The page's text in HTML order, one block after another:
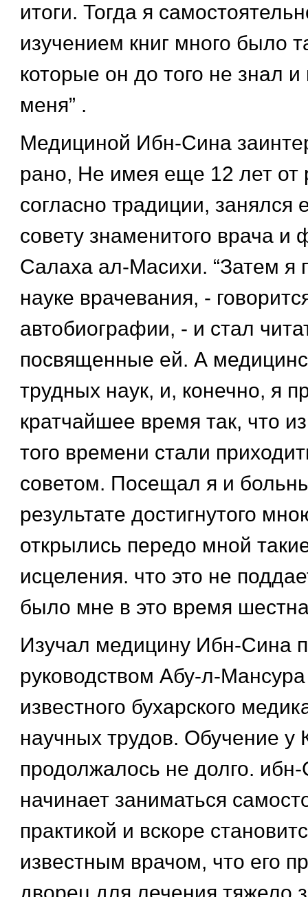
итоги. Тогда я
изучением книг много было
которые он до того не знал
меня” .
Медициной Ибн-Сина
рано, Не имея еще 12 лет от
согласно традиции, занялся
совету знаменитого врача
Салаха ал-Масихи. “Затем я
науке врачевания, -
автобиографии, - и стал
посвященные ей. А
трудных наук, и, конечно, я
кратчайшее время так, что
того времени стали
советом. Посещал я и
результате достигнутого
открылись передо мной
исцеления. что это не
было мне в это время
Изучал медицину Ибн-Сина
руководством Абу-л-
известного бухарского
научных трудов. Обучение у
продолжалось не долго.
начинает заниматься
практикой и вскоре
известным врачом, что его
дворец для лечения тяжело